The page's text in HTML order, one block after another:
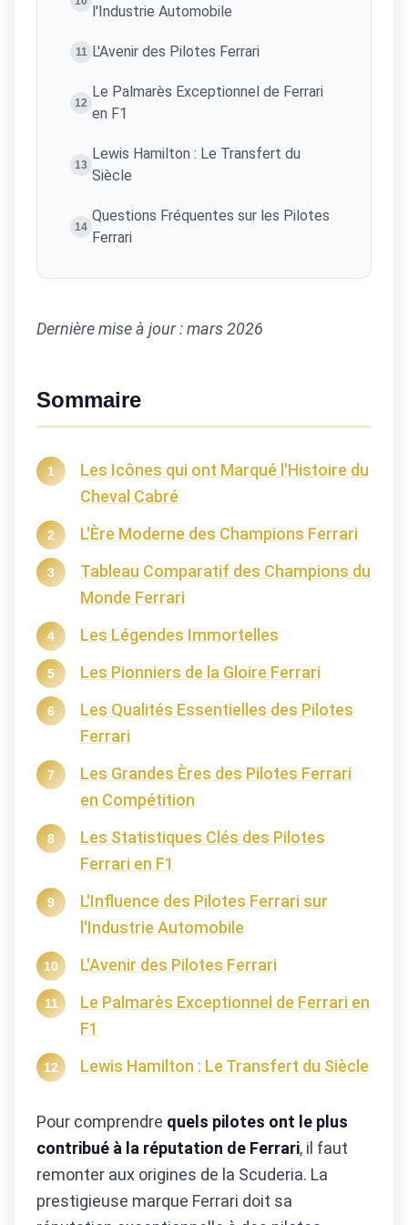
l'Industrie Automobile
11 L'Avenir des Pilotes Ferrari
12
Le Palmarès Exceptionnel de Ferrari
en F1
13
Lewis Hamilton : Le Transfert du
Siècle
14
Questions Fréquentes sur les Pilotes
Ferrari
Dernière mise à jour : mars 2026
Sommaire
Les Icônes qui ont Marqué l'Histoire du
Cheval Cabré
L'Ère Moderne des Champions Ferrari
Tableau Comparatif des Champions du
Monde Ferrari
Les Légendes Immortelles
Les Pionniers de la Gloire Ferrari
Les Qualités Essentielles des Pilotes
Ferrari
Les Grandes Ères des Pilotes Ferrari
en Compétition
Les Statistiques Clés des Pilotes
Ferrari en F1
L'Influence des Pilotes Ferrari sur
l'Industrie Automobile
L'Avenir des Pilotes Ferrari
Le Palmarès Exceptionnel de Ferrari en
F1
Lewis Hamilton : Le Transfert du Siècle
Pour comprendre quels pilotes ont le plus
contribué à la réputation de Ferrari, il faut
remonter aux origines de la Scuderia. La
prestigieuse marque Ferrari doit sa